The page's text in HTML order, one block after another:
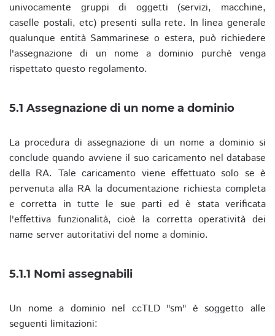
univocamente gruppi di oggetti (servizi, macchine,
caselle postali, etc) presenti sulla rete. In linea generale
qualunque entità Sammarinese o estera, può richiedere
l'assegnazione di un nome a dominio purchè venga
rispettato questo regolamento.
5.1 Assegnazione di un nome a dominio
La procedura di assegnazione di un nome a dominio si
conclude quando avviene il suo caricamento nel database
della RA. Tale caricamento viene effettuato solo se è
pervenuta alla RA la documentazione richiesta completa
e corretta in tutte le sue parti ed è stata verificata
l'effettiva funzionalità, cioè la corretta operatività dei
name server autoritativi del nome a dominio.
5.1.1 Nomi assegnabili
Un nome a dominio nel ccTLD "sm" è soggetto alle
seguenti limitazioni: